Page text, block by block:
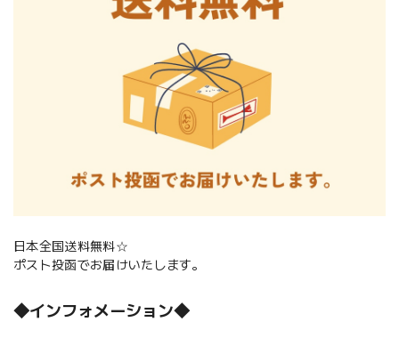
日本全国送料無料☆
ポスト投函でお届けいたします。
◆インフォメーション◆